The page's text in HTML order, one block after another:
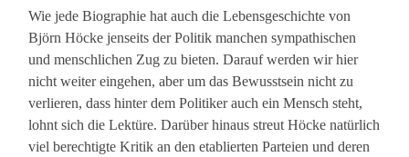
Wie jede Biographie hat auch die Lebensgeschichte von
Björn Höcke jenseits der Politik manchen sympathischen
und menschlichen Zug zu bieten. Darauf werden wir hier
nicht weiter eingehen, aber um das Bewusstsein nicht zu
verlieren, dass hinter dem Politiker auch ein Mensch steht,
lohnt sich die Lektüre. Darüber hinaus streut Höcke natürlich
viel berechtigte Kritik an den etablierten Parteien und deren